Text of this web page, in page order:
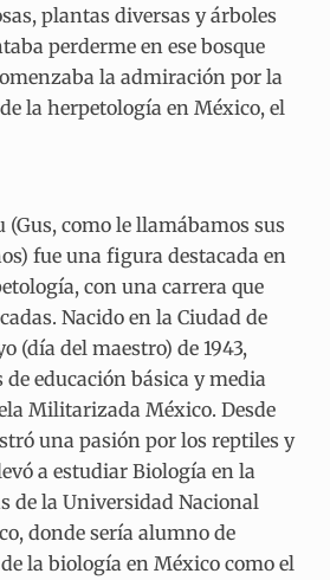
plantas diversas y árboles
perderme en ese bosque
la admiración por la
la herpetología en México, el
(Gus, como le llamábamos sus
fue una figura destacada en
con una carrera que
Nacido en la Ciudad de
(día del maestro) de 1943,
educación básica y media
Militarizada México. Desde
una pasión por los reptiles y
a estudiar Biología en la
de la Universidad Nacional
donde sería alumno de
la biología en México como el